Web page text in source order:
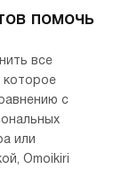
помочь
все
которое
с
или
Omoikiri